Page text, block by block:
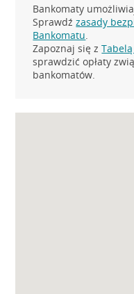
Bankomaty
Sprawdźzasady
Bankomatu.
Zapoznaj się z
sprawdzić opłaty
bankomatów.